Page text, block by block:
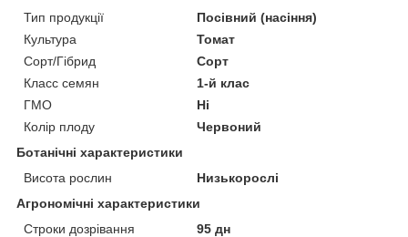
Тип продукції
Посівний (насіння)
Культура
Томат
Сорт/Гібрид
Сорт
Класс семян
1-й клас
ГМО
Ні
Колір плоду
Червоний
Ботанічні характеристики
Висота рослин
Низькорослі
Агрономічні характеристики
Строки дозрівання
95 дн